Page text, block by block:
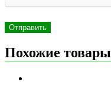
Похожие товары